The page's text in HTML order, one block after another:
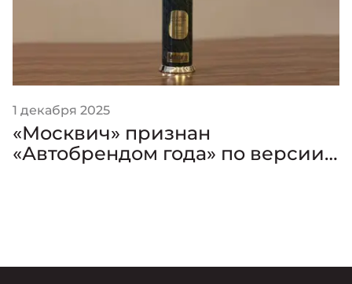
1 декабря 2025
«Москвич» признан
«Автобрендом года» по версии